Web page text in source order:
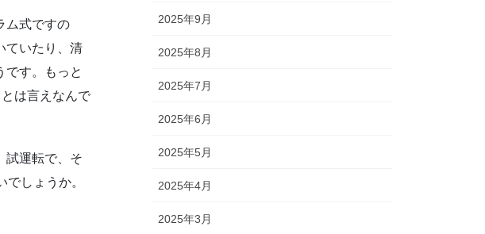
ム式ですの
ていたり、清
です。もっと
は言えなんで
試運転で、そ
しょうか。
2025年9月
2025年8月
2025年7月
2025年6月
2025年5月
2025年4月
2025年3月